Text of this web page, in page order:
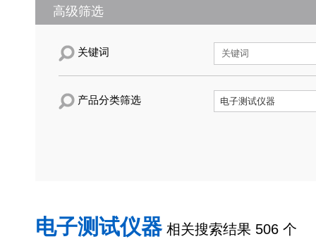
高级筛选
关键词
产品分类筛选
电子测试仪器相关搜索结果 506 个